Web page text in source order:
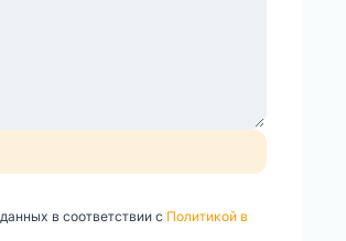
в соответствии с Политикой в